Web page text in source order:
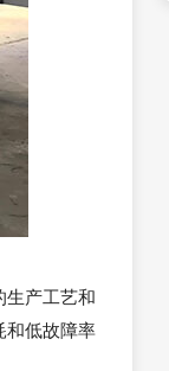
生产工艺和
和低故障率